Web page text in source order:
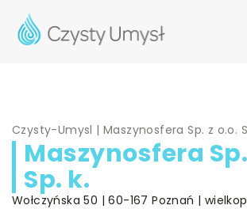
Czysty-Umysl |Maszynosfera Sp. z o.o.
Maszynosfera
Sp. k.
Wołczyńska 50 | 60-167 Poznań |